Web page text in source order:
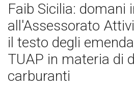
Faib Sicilia: domani
all'Assessorato
il testo degli
TUAP in materia di
carburanti